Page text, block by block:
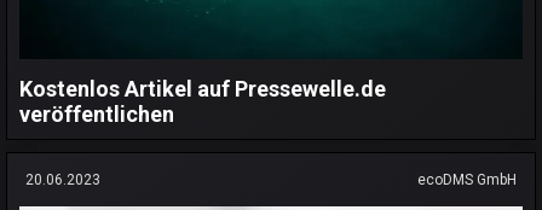
Kostenlos Artikel auf Pressewelle.de
veröffentlichen
20.06.2023 ecoDMS GmbH